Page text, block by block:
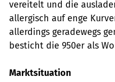
vereitelt und die
allergisch auf enge
allerdings geradewegs
besticht die 950er als
Marktsituation